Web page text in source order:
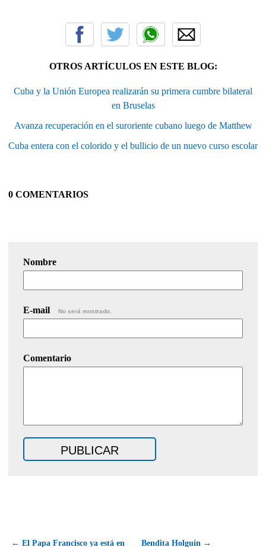
OTROS ARTÍCULOS EN ESTE BLOG:
Cuba y la Unión Europea realizarán su primera cumbre bilateral
en Bruselas
Avanza recuperación en el suroriente cubano luego de Matthew
Cuba entera con el colorido y el bullicio de un nuevo curso escolar
0 COMENTARIOS
Nombre
E-mail No será mostrado.
Comentario
← El Papa Francisco ya está en Bendita Holguín →